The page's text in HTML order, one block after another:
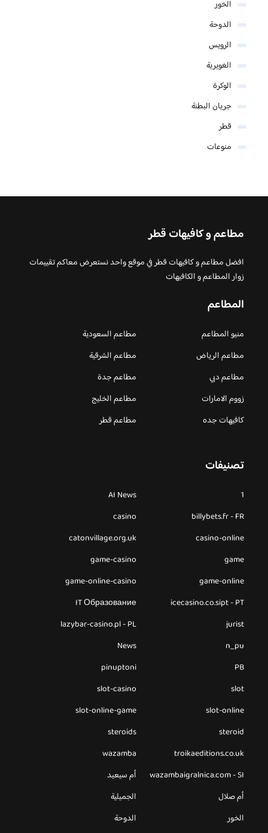
الخور
الدوحة
الرويس
الغويرية
الوكرة
جريان البطنة
قطر
منوعات
مطاعم و كافيهات قطر
افضل مطاعم و كافيهات قطر في موقع واحد نستعرض معاكم تقييمات
زوار المطاعم و الكافيهات
المطاعم
منيو المطاعم
مطاعم السعودية
مطاعم الرياض
مطاعم الشرقية
مطاعم دبي
مطاعم جدة
زووم الامارات
مطاعم الخليج
كافيهات جده
مطاعم قطر
تصنيفات
1
AI News
billybets.fr - FR
casino
casino-online
catonvillage.org.uk
game
game-casino
game-online
game-online-casino
icecasino.co.sipt - PT
IT Образование
jurist
lazybar-casino.pl - PL
n_pu
News
PB
pinuptoni
slot
slot-casino
slot-online
slot-online-game
steroid
steroids
troikaeditions.co.uk
wazamba
wazambaigralnica.com - SI
أم سيعيد
أم صلال
الجميلية
الخور
الدوحة